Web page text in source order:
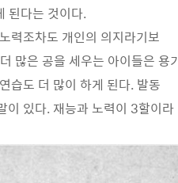
된다는 것이다.
력조차도 개인의 의지라기보
많은 공을 세우는 아이들은 용
습도 더 많이 하게 된다. 발동
이 있다. 재능과 노력이 3할이라